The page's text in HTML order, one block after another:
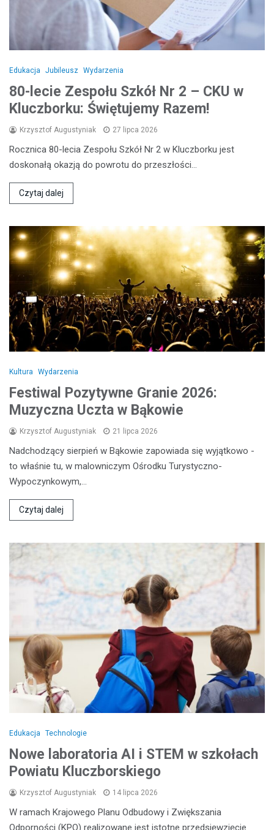
Edukacja Jubileusz Wydarzenia
80-lecie Zespołu Szkół Nr 2 – CKU w
Kluczborku: Świętujemy Razem!
Krzysztof Augustyniak 27 lipca 2026
Rocznica 80-lecia Zespołu Szkół Nr 2 w Kluczborku jest
doskonałą okazją do powrotu do przeszłości…
Czytaj dalej
Kultura Wydarzenia
Festiwal Pozytywne Granie 2026:
Muzyczna Uczta w Bąkowie
Krzysztof Augustyniak 21 lipca 2026
Nadchodzący sierpień w Bąkowie zapowiada się wyjątkowo -
to właśnie tu, w malowniczym Ośrodku Turystyczno-
Wypoczynkowym,…
Czytaj dalej
Edukacja Technologie
Nowe laboratoria AI i STEM w szkołach
Powiatu Kluczborskiego
Krzysztof Augustyniak 14 lipca 2026
W ramach Krajowego Planu Odbudowy i Zwiększania
Odporności (KPO) realizowane jest istotne przedsięwzięcie